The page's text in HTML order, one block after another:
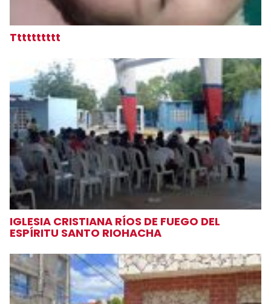
Tttttttttt
IGLESIA CRISTIANA RÍOS DE FUEGO DEL
ESPÍRITU SANTO RIOHACHA